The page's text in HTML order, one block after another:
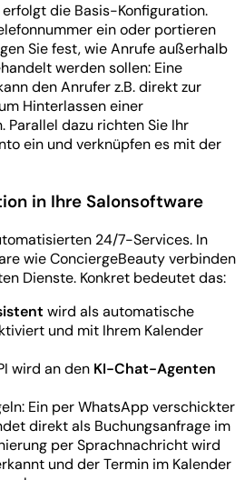
die Basis-Konfiguration.
ein oder portieren
Sie fest, wie Anrufe außerhalb
werden sollen: Eine
den Anrufer z.B. direkt zur
Hinterlassen einer
Parallel dazu richten Sie Ihr
ein und verknüpfen es mit der
in Ihre Salonsoftware
24/7-Services. In
wie ConciergeBeauty verbinden
Dienste. Konkret bedeutet das:
wird als automatische
und mit Ihrem Kalender
wird an den KI-Chat-Agenten
Ein per WhatsApp verschickter
direkt als Buchungsanfrage im
per Sprachnachricht wird
und der Termin im Kalender